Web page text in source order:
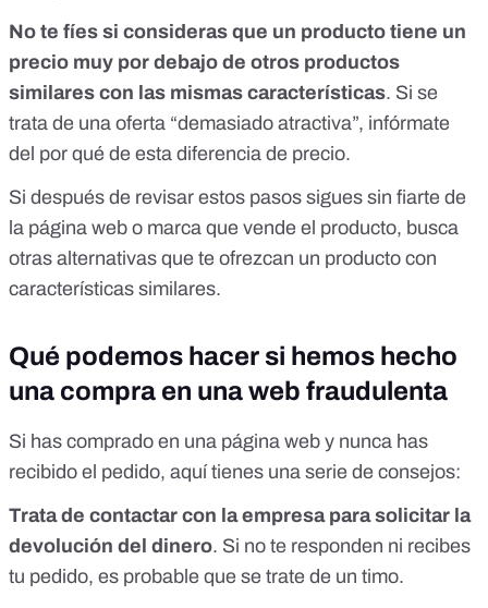
No te fíes si consideras que un producto tiene un
precio muy por debajo de otros productos
similares con las mismas características. Si se
trata de una oferta “demasiado atractiva”, infórmate
del por qué de esta diferencia de precio.
Si después de revisar estos pasos sigues sin fiarte de
la página web o marca que vende el producto, busca
otras alternativas que te ofrezcan un producto con
características similares.
Qué podemos hacer si hemos hecho
una compra en una web fraudulenta
Si has comprado en una página web y nunca has
recibido el pedido, aquí tienes una serie de consejos:
Trata de contactar con la empresa para solicitar la
devolución del dinero. Si no te responden ni recibes
tu pedido, es probable que se trate de un timo.